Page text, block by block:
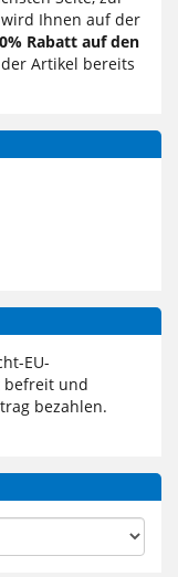
Ihnen auf der
Rabatt auf den
Artikel bereits
EU-
befreit und
bezahlen.